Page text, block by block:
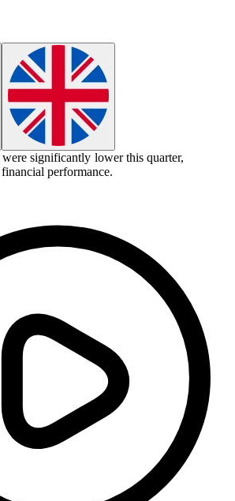
significantly lower this quarter,
financial performance.